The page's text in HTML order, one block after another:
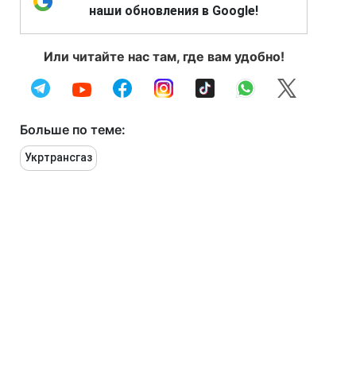
наши обновления в Google!
Или читайте нас там, где вам удобно!
Больше по теме:
Укртрансгаз